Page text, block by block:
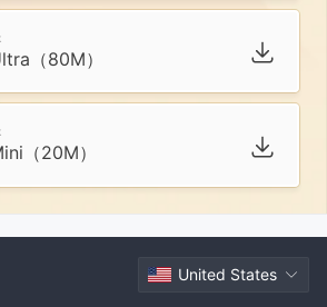
（80M）
（20M）
United States